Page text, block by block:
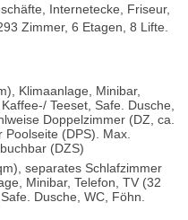
Internetecke, Friseur,
Zimmer, 6 Etagen, 8 Lifte.
Klimaanlage, Minibar,
Teeset, Safe. Dusche,
Doppelzimmer (DZ, ca.
Poolseite (DPS). Max.
(DZS)
separates Schlafzimmer
Minibar, Telefon, TV (32
Dusche, WC, Föhn.